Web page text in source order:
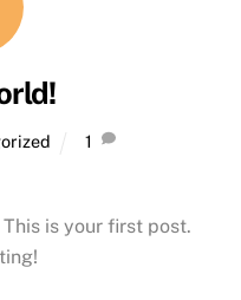
1
This is your first post.